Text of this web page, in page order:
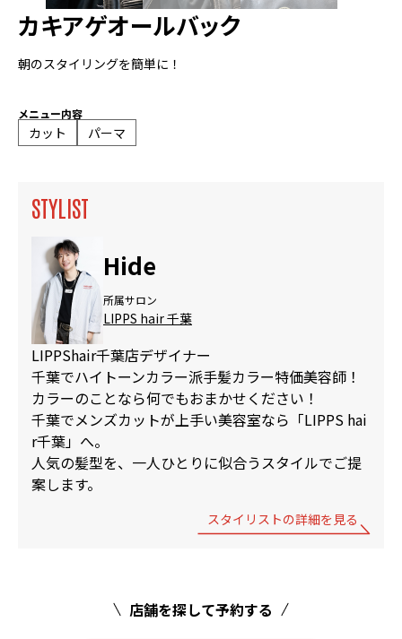
カキアゲオールバック
朝のスタイリングを簡単に！
メニュー内容
カット パーマ
STYLIST
Hide
所属サロン
LIPPS hair 千葉
LIPPShair千葉店デザイナー
千葉でハイトーンカラー派手髪カラー特価美容師！
カラーのことなら何でもおまかせください！
千葉でメンズカットが上手い美容室なら「LIPPS hai
r千葉」へ。
人気の髪型を、一人ひとりに似合うスタイルでご提
案します。
スタイリストの詳細を見る
店舗を探して予約する